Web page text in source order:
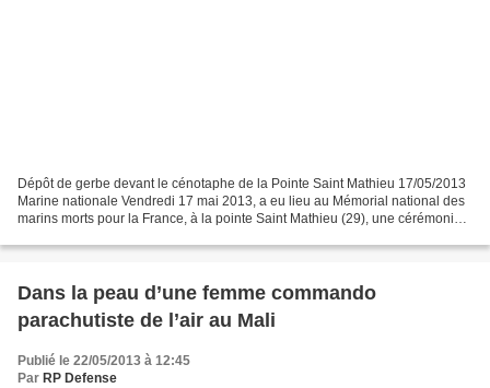
Dépôt de gerbe devant le cénotaphe de la Pointe Saint Mathieu 17/05/2013
Marine nationale Vendredi 17 mai 2013, a eu lieu au Mémorial national des
marins morts pour la France, à la pointe Saint Mathieu (29), une cérémonie
Dans la peau d’une femme commando
parachutiste de l’air au Mali
Publié le 22/05/2013 à 12:45
Par RP Defense